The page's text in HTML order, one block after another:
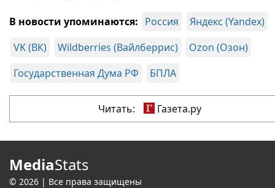
В новости упоминаются: Россия
Яндекс (Yandex)
VK (ВК)
Wildberries (Вайлберрис)
Ozon (Озон)
Государственная Дума РФ
БПЛА
Читать: Газета.ру
MediaStats
© 2026 | Все права защищены